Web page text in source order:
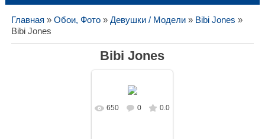
Главная » Обои, Фото» Девушки / Модели» Bibi Jones »
Bibi Jones
Bibi Jones
В реальном
650 0 0.0